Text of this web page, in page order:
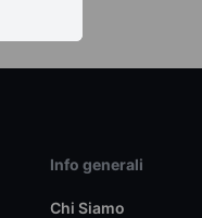
Info generali
Chi Siamo